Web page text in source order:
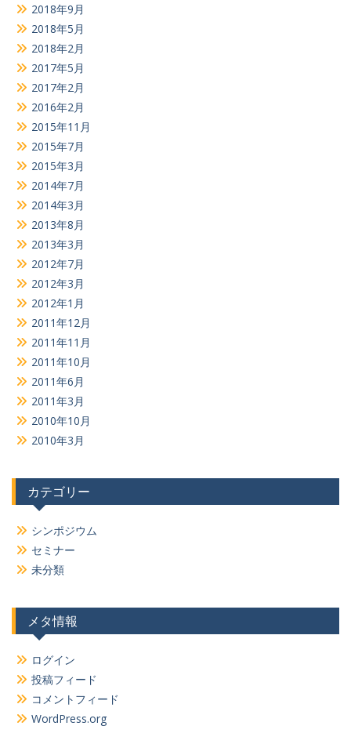
2018年9月
2018年5月
2018年2月
2017年5月
2017年2月
2016年2月
2015年11月
2015年7月
2015年3月
2014年7月
2014年3月
2013年8月
2013年3月
2012年7月
2012年3月
2012年1月
2011年12月
2011年11月
2011年10月
2011年6月
2011年3月
2010年10月
2010年3月
カテゴリー
シンポジウム
セミナー
未分類
メタ情報
ログイン
投稿フィード
コメントフィード
WordPress.org